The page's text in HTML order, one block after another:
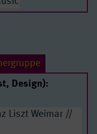
Rhythmik
of Music
Design):
Liszt Weimar //